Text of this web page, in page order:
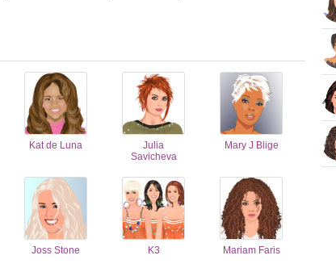
Kat de Luna
Julia
Savicheva
Mary J Blige
Joss Stone K3 Mariam Faris